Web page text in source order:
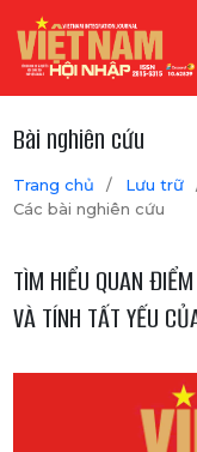
Bài nghiên cứu
Trang chủ / Lưu trữ
Các bài nghiên cứu
TÌM HIỂU QUAN
VÀ TÍNH TẤT YẾU